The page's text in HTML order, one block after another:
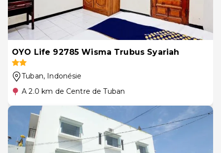
OYO Life 92785 Wisma Trubus Syariah
Tuban, Indonésie
A 2.0 km de Centre de Tuban